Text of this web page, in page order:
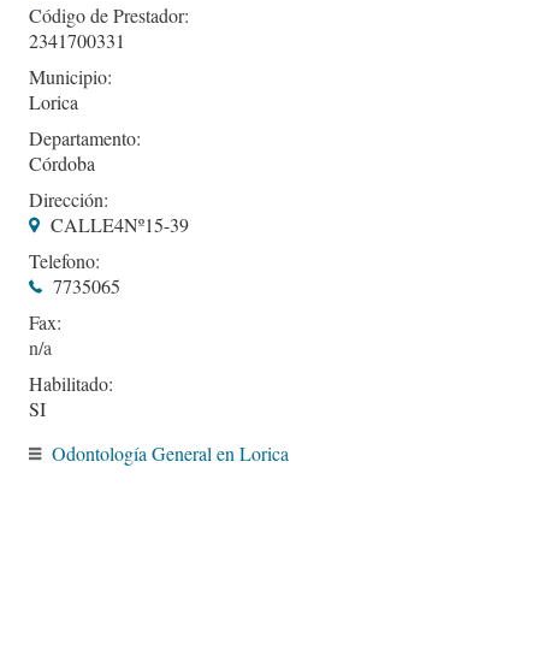
Código de Prestador:
2341700331
Municipio:
Lorica
Departamento:
Córdoba
Dirección:
CALLE4Nº15-39
Telefono:
7735065
Fax:
Habilitado:
SI
Odontología General en Lorica